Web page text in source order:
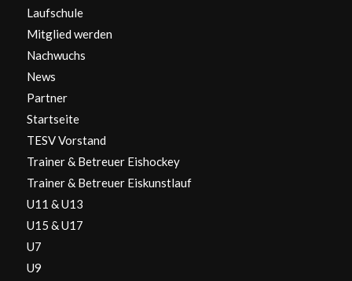
Laufschule
Mitglied werden
Nachwuchs
News
Partner
Startseite
TESV Vorstand
Trainer & Betreuer Eishockey
Trainer & Betreuer Eiskunstlauf
U11 & U13
U15 & U17
U7
U9